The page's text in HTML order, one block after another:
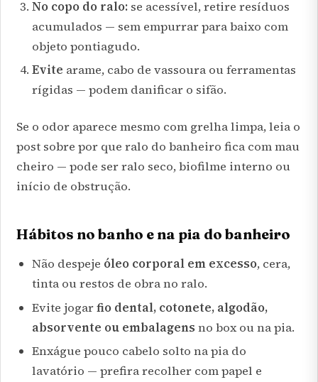
No copo do ralo:se acessível, retire resíduos
acumulados — sem empurrar para baixo com
objeto pontiagudo.
Evite arame, cabo de vassoura ou ferramentas
rígidas — podem danificar o sifão.
Se o odor aparece mesmo com grelha limpa, leia o
post sobrepor que ralo do banheiro fica com mau
cheiro — pode ser ralo seco, biofilme interno ou
início de obstrução.
Hábitos no banho e na pia do banheiro
Não despeje óleo corporal em excesso, cera,
tinta ou restos de obra no ralo.
Evite jogarfio dental, cotonete, algodão,
absorvente ou embalagensno box ou na pia.
Enxágue pouco cabelo solto na pia do
lavatório — prefira recolher com papel e